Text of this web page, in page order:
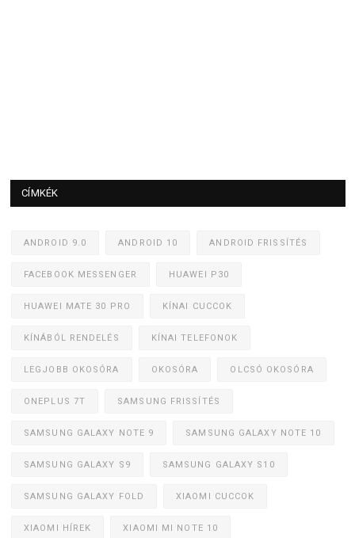
CÍMKÉK
ANDROID 9.0 ANDROID 10 ANDROID FRISSÍTÉS
FACEBOOK MESSENGER HUAWEI P30
HUAWEI MATE 30 PRO KÍNAI CUCCOK
KÍNÁBÓL RENDELÉS KÍNAI TELEFONOK
LEGJOBB OKOSÓRA OKOSÓRA OLCSÓ OKOSÓRA
ONEPLUS 7T SAMSUNG FRISSÍTÉS
SAMSUNG GALAXY NOTE 9 SAMSUNG GALAXY NOTE 10
SAMSUNG GALAXY S9 SAMSUNG GALAXY S10
SAMSUNG GALAXY FOLD XIAOMI CUCCOK
XIAOMI HÍREK XIAOMI MI NOTE 10